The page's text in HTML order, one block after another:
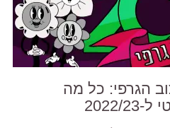
הגרפי: כל מה
23